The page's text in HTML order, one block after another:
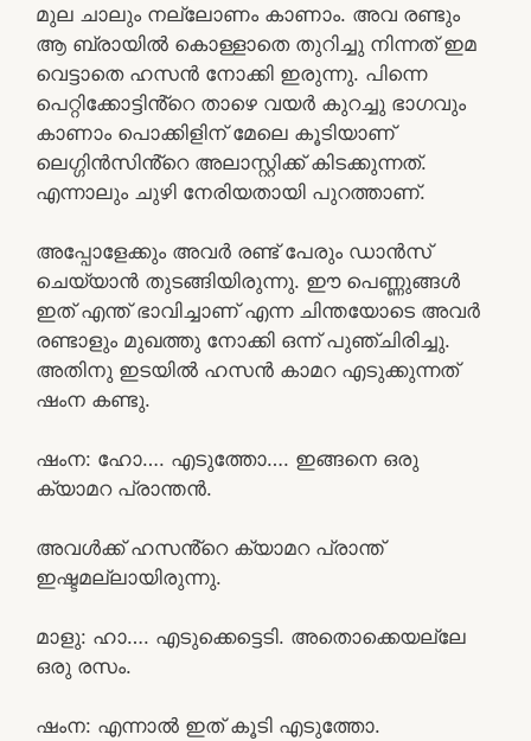
മുല ചാലും നല്ലോണം കാണാം. അവ രണ്ടും
ആ ബ്രായിൽ കൊള്ളാതെ തുറിച്ചു നിന്നത് ഇമ
വെട്ടാതെ ഹസൻ നോക്കി ഇരുന്നു. പിന്നെ
പെറ്റിക്കോട്ടിൻ്റെ താഴെ വയർ കുറച്ചു ഭാഗവും
കാണാം പൊക്കിളിന് മേലെ കൂടിയാണ്
ലെഗ്ഗിൻസിൻ്റെ അലാസ്റ്റിക്ക് കിടക്കുന്നത്.
എന്നാലും ചുഴി നേരിയതായി പുറത്താണ്.
അപ്പോളേക്കും അവർ രണ്ട് പേരും ഡാൻസ്
ചെയ്യാൻ തുടങ്ങിയിരുന്നു. ഈ പെണ്ണുങ്ങൾ
ഇത് എന്ത് ഭാവിച്ചാണ് എന്ന ചിന്തയോടെ അവർ
രണ്ടാളും മുഖത്തു നോക്കി ഒന്ന് പുഞ്ചിരിച്ചു.
അതിനു ഇടയിൽ ഹസൻ കാമറ എടുക്കുന്നത്
ഷംന കണ്ടു.
ഷംന: ഹോ…. എടുത്തോ…. ഇങ്ങനെ ഒരു
ക്യാമറ പ്രാന്തൻ.
അവൾക്ക് ഹസൻ്റെ ക്യാമറ പ്രാന്ത്
ഇഷ്ടമല്ലായിരുന്നു.
മാളു: ഹാ…. എടുക്കെട്ടെടി. അതൊക്കെയല്ലേ
ഒരു രസം.
ഷംന: എന്നാൽ ഇത് കൂടി എടുത്തോ.